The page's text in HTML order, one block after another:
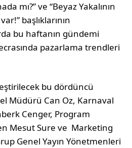
mı?” ve “Beyaz Yakalının
başlıklarının
bu haftanın gündemi
pazarlama trendleri
bu dördüncü
Müdürü Can Oz, Karnaval
Cenger, Program
Mesut Sure ve Marketing
Genel Yayın Yönetmenleri